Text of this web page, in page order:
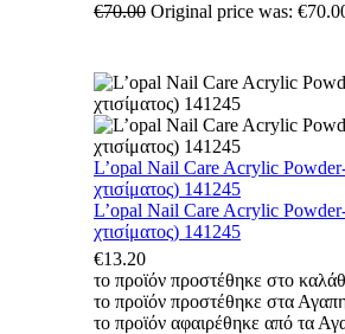
€70.00 Original price was:
L’opal Nail Care Acrylic
χτισίματος) 141245
L’opal Nail Care Acrylic
χτισίματος) 141245
€13.20
το προϊόν προστέθηκε στο
το προϊόν προστέθηκε στα
το προϊόν αφαιρέθηκε από τα